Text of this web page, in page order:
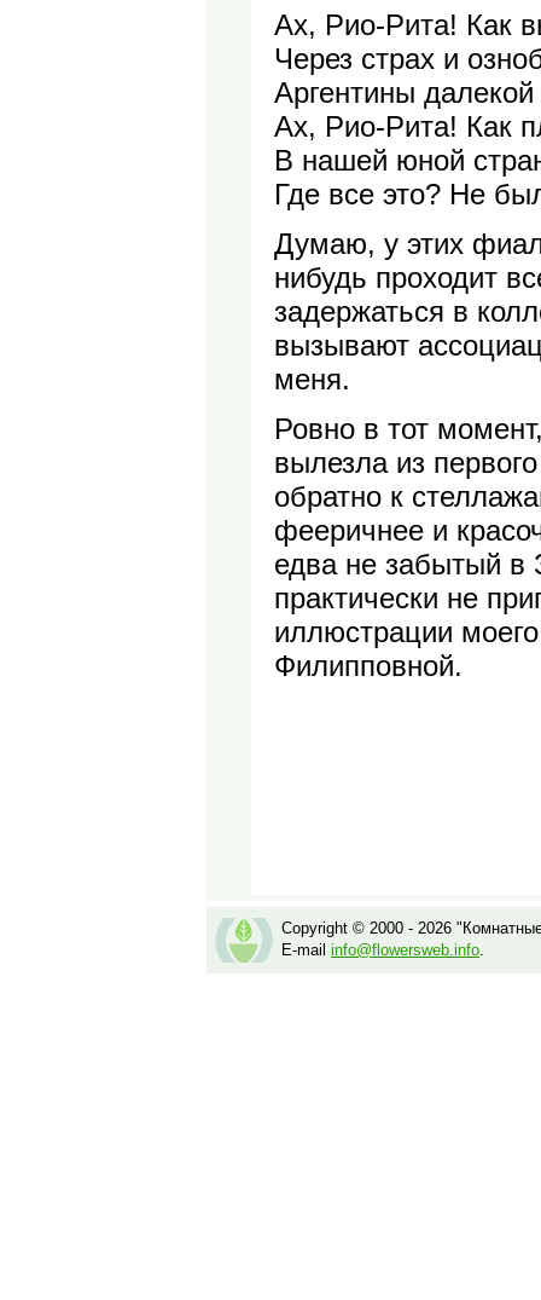
Ах, Рио-Рита! Как
Через страх и
Аргентины далекой
Ах, Рио-Рита! Как
В нашей юной
Где все это? Не
Думаю, у этих
нибудь проходит
задержаться в
вызывают
меня.
Ровно в тот
вылезла из
обратно к
фееричнее и
едва не забытый в
практически не
иллюстрации
Филипповной.
Copyright © 2000 - 2026
E-mail info@flowersweb.info.